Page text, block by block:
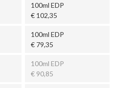
100ml EDP
€ 102,35
100ml EDP
€ 79,35
100ml EDP
€ 90,85